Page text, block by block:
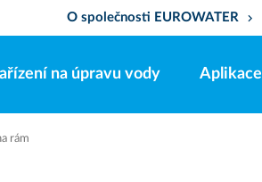
O společnosti EUROWATER keyboard_arrow_down
na úpravu vody Aplikace
rám